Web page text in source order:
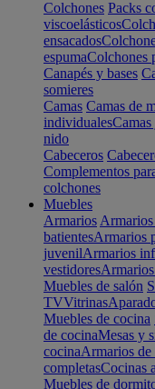
Colchones Packs
viscoelásticos
ensacados
espumaColchones
Canapés y bases
somieres
Camas Camas de
individuales
nido
Cabeceros
Complementos
colchones
Muebles
Armarios
batientesArmarios
juvenilArmarios
vestidores
Muebles de salón
TVVitrinas
Muebles de cocina
de cocinaMesas y
cocinaArmarios de
completasCocinas
Muebles de